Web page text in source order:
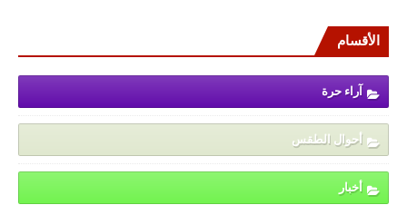
الأقسام
آراء حرة
أحوال الطقس
أخبار